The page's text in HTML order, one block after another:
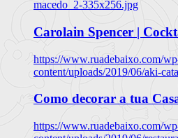
macedo_2-335x256.jpg
Carolain Spencer |
https://www.ruadebaixo.com/
content/uploads/2019/06/aki-
Como decorar a tua
https://www.ruadebaixo.com/